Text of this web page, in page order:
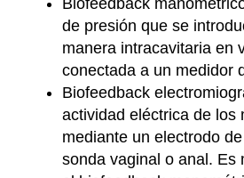
de presión que se
manera intracavitaria en
conectada a un medidor
Biofeedback
actividad eléctrica de los
mediante un electrodo
sonda vaginal o anal. Es